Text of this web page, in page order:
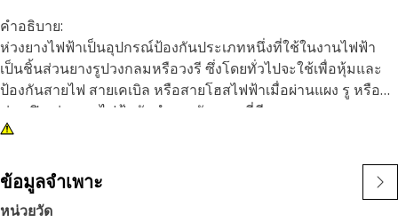
คำอธิบาย:
ห่วงยางไฟฟ้าเป็นอุปกรณ์ป้องกันประเภทหนึ่งที่ใช้ในงานไฟฟ้า
เป็นชิ้นส่วนยางรูปวงกลมหรือวงรี ซึ่งโดยทั่วไปจะใช้เพื่อหุ้มและ
ป้องกันสายไฟ สายเคเบิล หรือสายโฮสไฟฟ้าเมื่อผ่านแผง รู หรือ
ช่องเปิด ห่วงยางไฟฟ้ามักทำจากวัสดุยางที่มีคุณภาพสูงและ
ทนทาน เช่น ซิลิโคน หรือ EPDM ซึ่งทนต่อความร้อน สารเคมี
เหมาะกับช่องเปิดแบบต่าง ๆ และสามารถติดตั้งได้ง่ายเพียงแค่ดัน
เข้าที่
ข้อมูลจำเพาะ
หน่วยวัด